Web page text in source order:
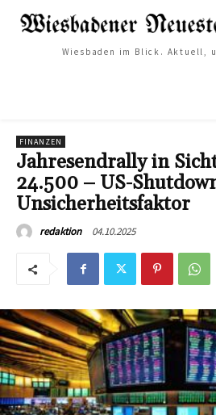
Wiesbaden im Blick. Aktuell,
FINANZEN
Jahresendrally in
24.500 – US-
Unsicherheitsfaktor
redaktion 04.10.2025